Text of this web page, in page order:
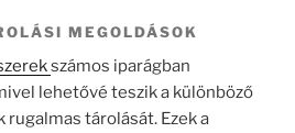
MEGOLDÁSOK
számos iparágban
lehetővé teszik a különböző
tárolását. Ezek a